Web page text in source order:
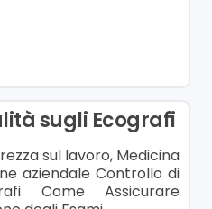
sugli Ecografi
sul lavoro, Medicina
aziendale Controllo di
Come Assicurare